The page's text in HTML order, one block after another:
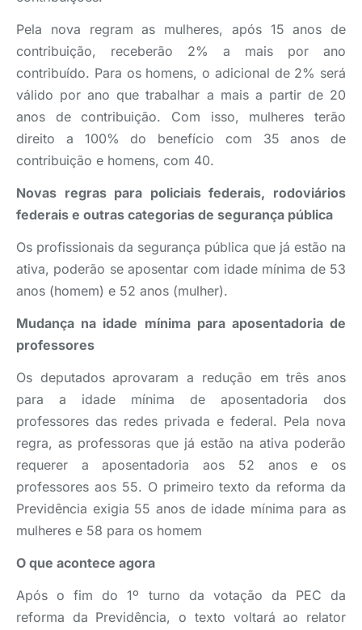
Pela nova regram as mulheres, após 15 anos de
contribuição, receberão 2% a mais por ano
contribuído. Para os homens, o adicional de 2% será
válido por ano que trabalhar a mais a partir de 20
anos de contribuição. Com isso, mulheres terão
direito a 100% do benefício com 35 anos de
contribuição e homens, com 40.
Novas regras para policiais federais, rodoviários
federais e outras categorias de segurança pública
Os profissionais da segurança pública que já estão na
ativa, poderão se aposentar com idade mínima de 53
anos (homem) e 52 anos (mulher).
Mudança na idade mínima para aposentadoria de
professores
Os deputados aprovaram a redução em três anos
para a idade mínima de aposentadoria dos
professores das redes privada e federal. Pela nova
regra, as professoras que já estão na ativa poderão
requerer a aposentadoria aos 52 anos e os
professores aos 55. O primeiro texto da reforma da
Previdência exigia 55 anos de idade mínima para as
mulheres e 58 para os homem
O que acontece agora
Após o fim do 1º turno da votação da PEC da
reforma da Previdência, o texto voltará ao relator